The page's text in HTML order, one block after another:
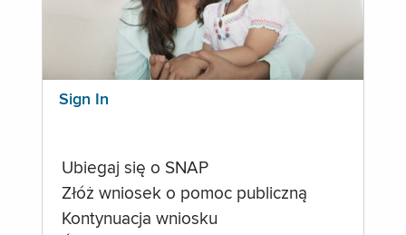
Sign In
Ubiegaj się o SNAP
Złóż wniosek o pomoc publiczną
Kontynuacja wniosku